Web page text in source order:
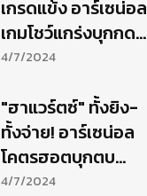
เกรดแข้ง อาร์เซน่อล
เกมโชว์แกร่งบุกกด
ไบรท์ตัน
4/7/2024
"ฮาแวร์ตซ์" ทั้งยิง-
ทั้งจ่าย! อาร์เซน่อล
โคตรฮอตบุกตบ
ไบรท์ตัน ผงาดขึ้นจ่า
4/7/2024